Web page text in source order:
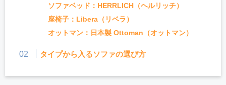
ソファベッド：HERRLICH（ヘルリッチ）
座椅子：Libera（リベラ）
オットマン：日本製 Ottoman（オットマン）
タイプから入るソファの選び方